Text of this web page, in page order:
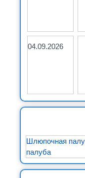
04.09.2026
Шлюпочная
палуба